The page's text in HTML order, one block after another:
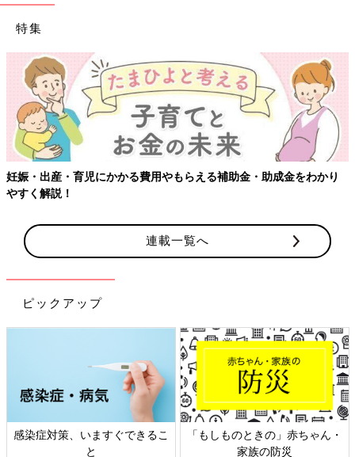
特集
妊娠・出産・育児にかかる費用やもらえる補助金・助成金をわかり
やすく解説！
連載一覧へ
ピックアップ
感染症対策、いますぐできるこ
と
「もしものときの」赤ちゃん・
家族の防災